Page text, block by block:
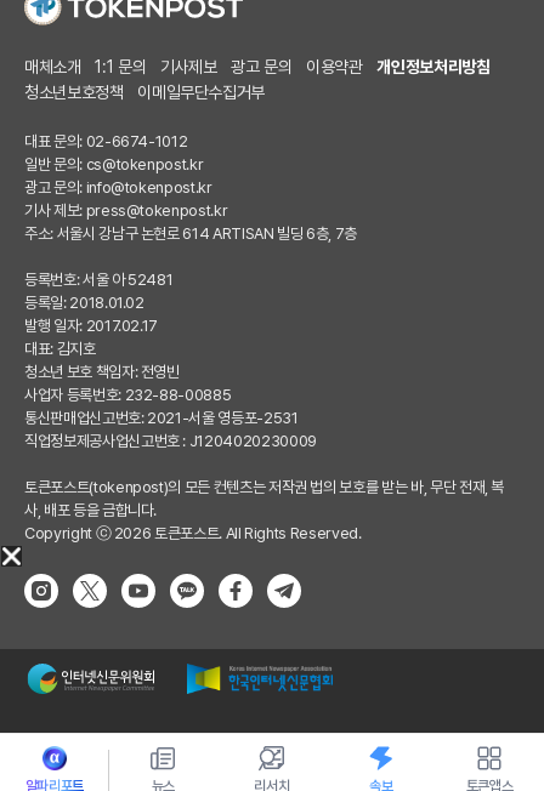
알파리포트 뉴스 리서치 속보 토큰앱스
매체소개 1:1 문의 기사제보 광고 문의 이용약관
개인정보처리방침
청소년보호정책
이메일무단수집거부
대표 문의: 02-6674-1012
일반 문의: cs@tokenpost.kr
광고 문의: info@tokenpost.kr
기사 제보: press@tokenpost.kr
주소: 서울시 강남구 논현로 614 ARTISAN 빌딩 6층, 7층
등록번호: 서울 아 52481
등록일: 2018.01.02
발행 일자: 2017.02.17
대표: 김지호
청소년 보호 책임자: 전영빈
사업자 등록번호: 232-88-00885
통신판매업신고번호: 2021-서울 영등포-2531
직업정보제공사업신고번호 : J1204020230009
토큰포스트(tokenpost)의 모든 컨텐츠는 저작권 법의 보호를 받는 바, 무단 전재, 복
사, 배포 등을 금합니다.
Copyright ⓒ 2026 토큰포스트. All Rights Reserved.